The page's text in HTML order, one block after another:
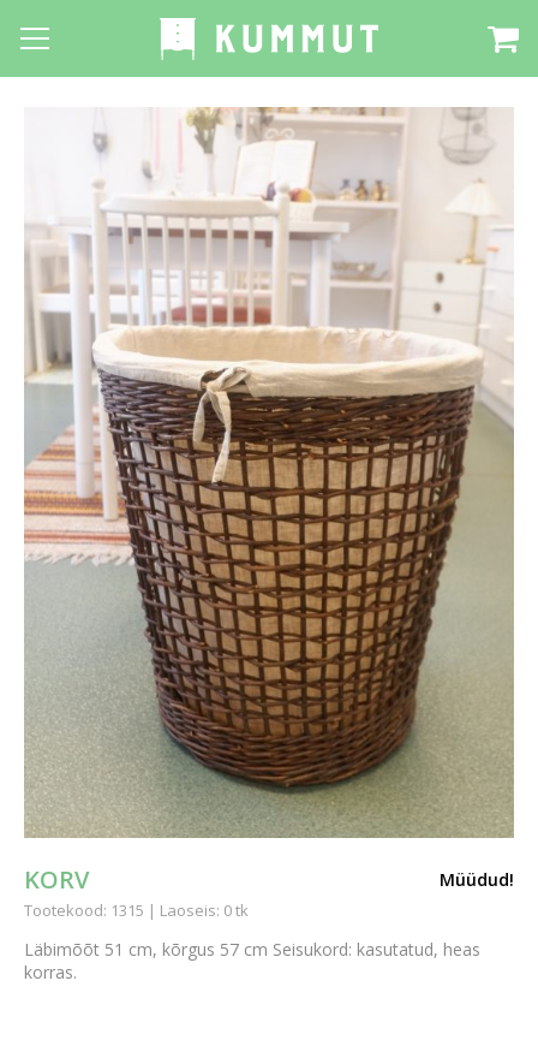
KORV
Tootekood: 1315 | Laoseis: 0 tk
Läbimõõt 51 cm, kõrgus 57 cm Seisukord: kasutatud, heas
korras.
Müüdud!